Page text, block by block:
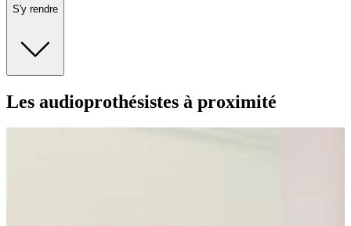
S'y rendre
Moyens de transport
Bus - Le Teil - Sablons
Les audioprothésistes à proximité